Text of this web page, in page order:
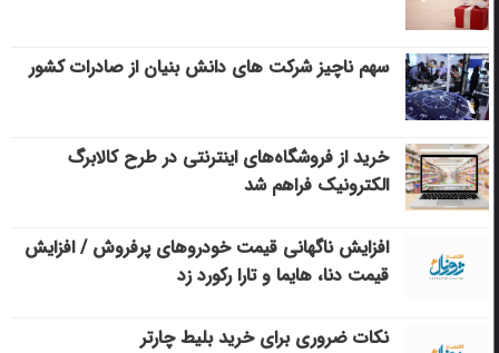
سهم ناچیز شرکت های دانش بنیان از صادرات کشور
خرید از فروشگاه‌های اینترنتی در طرح کالابرگ
الکترونیک فراهم شد
افزایش ناگهانی قیمت خودروهای پرفروش / افزایش
قیمت دنا، هایما و تارا رکورد زد
نکات ضروری برای خرید بلیط چارتر